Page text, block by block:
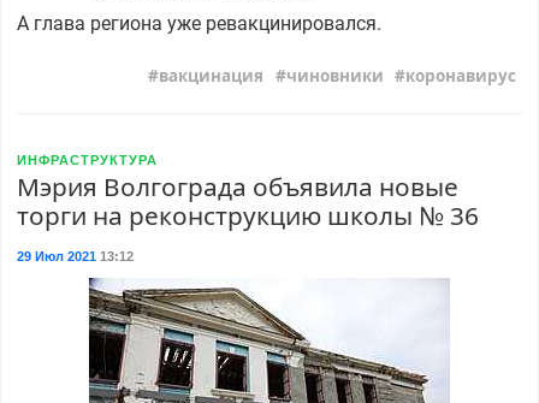
А глава региона уже ревакцинировался.
вакцинация чиновники коронавирус
ИНФРАСТРУКТУРА
Мэрия Волгограда объявила новые
торги на реконструкцию школы № 36
29 Июл 202113:12